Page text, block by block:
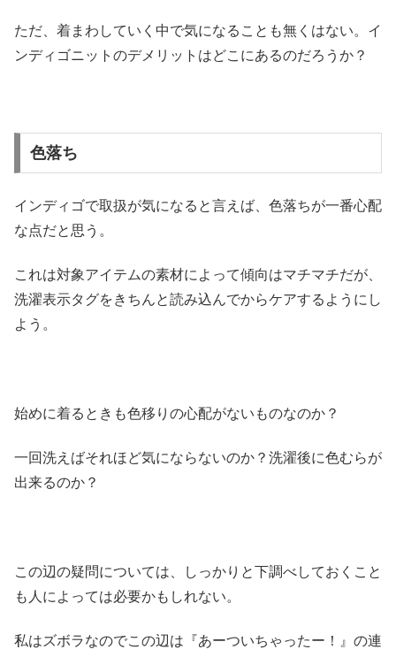
ただ、着まわしていく中で気になることも無くはない。イ
ンディゴニットのデメリットはどこにあるのだろうか？
色落ち
インディゴで取扱が気になると言えば、色落ちが一番心配
な点だと思う。
これは対象アイテムの素材によって傾向はマチマチだが、
洗濯表示タグをきちんと読み込んでからケアするようにし
よう。
始めに着るときも色移りの心配がないものなのか？
一回洗えばそれほど気にならないのか？洗濯後に色むらが
出来るのか？
この辺の疑問については、しっかりと下調べしておくこと
も人によっては必要かもしれない。
私はズボラなのでこの辺は『あーついちゃったー！』の連